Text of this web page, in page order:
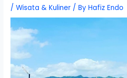
/Wisata & Kuliner / ByHafiz Endo